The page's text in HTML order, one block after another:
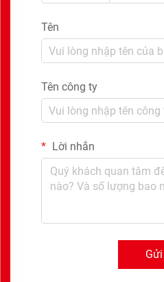
Tên
Tên công ty
Lời nhắn
Gửi